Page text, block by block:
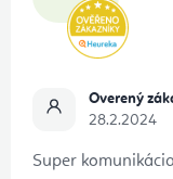
Overený
28.2.2024
Super